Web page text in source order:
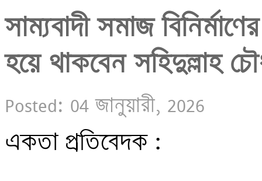
সাম্যবাদী সমাজ
হয়ে থাকবেন সহিদুল্লাহ
Posted: 04 জানুয়ারী, 2026
একতা প্রতিবেদক :